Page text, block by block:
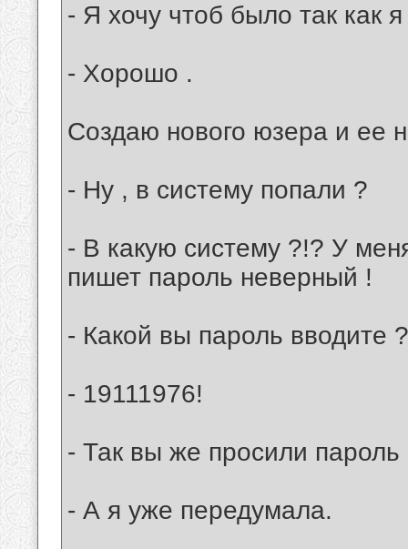
- Я хочу чтоб было так как
- Хорошо .
Создаю нового юзера и ее
- Ну , в систему попали ?
- В какую систему ?!? У
пишет пароль неверный !
- Какой вы пароль вводите ?
- 19111976!
- Так вы же просили
- А я уже передумала.